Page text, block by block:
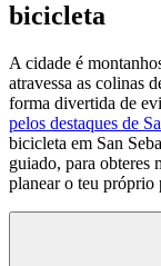
bicicleta
A cidade é
atravessa as colinas
forma divertida de
pelos destaques de
bicicleta em San
guiado, para obteres
planear o teu próprio